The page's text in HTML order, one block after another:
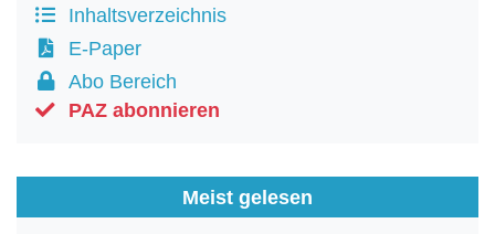
Inhaltsverzeichnis
E-Paper
Abo Bereich
PAZ abonnieren
Meist gelesen